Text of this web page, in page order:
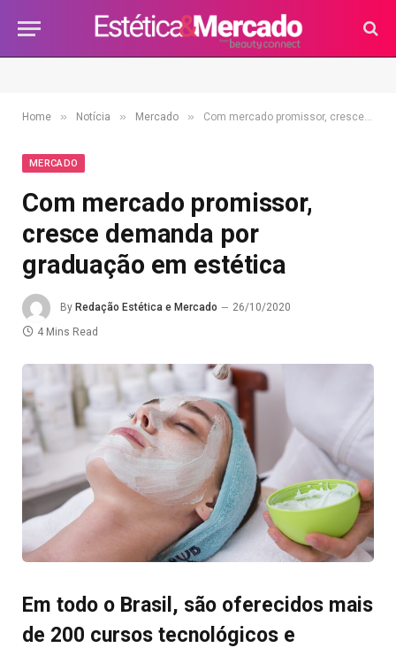
Home » Notícia » Mercado » Com mercado promissor, cresce demanda por graduação em estética
MERCADO
Com mercado promissor,
cresce demanda por
graduação em estética
By Redação Estética e Mercado
26/10/2020
4 Mins Read
Em todo o Brasil, são oferecidos mais
de 200 cursos tecnológicos e